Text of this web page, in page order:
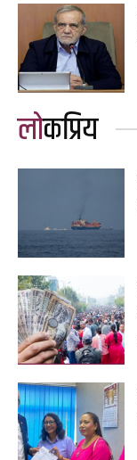
लोकप्रिय